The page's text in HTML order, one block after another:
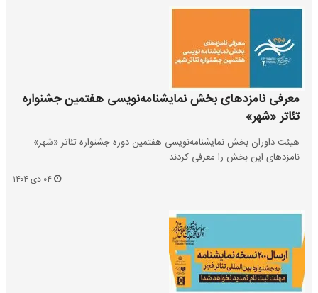
معرفی نامزدهای بخش نمایشنامه‌نویسی هفتمین جشنواره
تئاتر «شهر»
هیئت داوران بخش نمایشنامه‌نویسی هفتمین دوره جشنواره تئاتر «شهر»
نامزدهای این بخش را معرفی کردند.